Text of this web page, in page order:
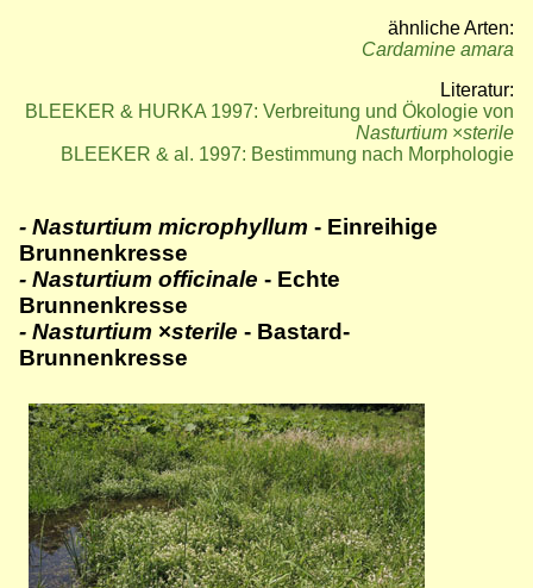
ähnliche Arten:
Cardamine amara
Literatur:
BLEEKER & HURKA 1997: Verbreitung und Ökologie von
Nasturtium ×sterile
BLEEKER & al. 1997: Bestimmung nach Morphologie
- Nasturtium microphyllum - Einreihige
Brunnenkresse
- Nasturtium officinale - Echte
Brunnenkresse
- Nasturtium ×sterile - Bastard-
Brunnenkresse
Bild